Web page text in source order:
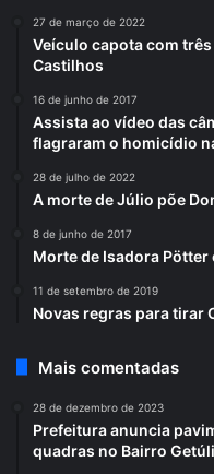
27 de março de 2022
Veículo capota com
Castilhos
16 de junho de 2017
Assista ao vídeo das
flagraram o homicídio
28 de julho de 2022
A morte de Júlio põe
8 de junho de 2017
Morte de Isadora
11 de setembro de 2019
Novas regras para tirar
Mais comentadas
28 de dezembro de 2023
Prefeitura anuncia
quadras no Bairro